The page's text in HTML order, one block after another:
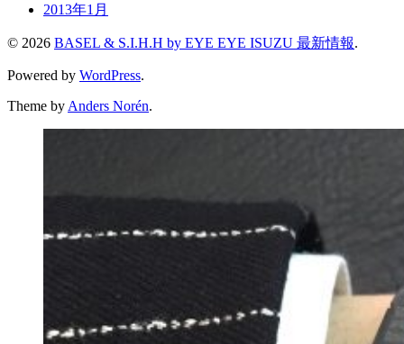
2013年1月
© 2026 BASEL & S.I.H.H by EYE EYE ISUZU 最新情報.
Powered by WordPress.
Theme by Anders Norén.